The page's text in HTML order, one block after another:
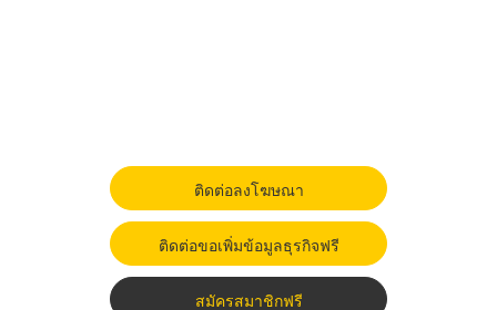
ติดต่อลงโฆษณา
ติดต่อขอเพิ่มข้อมูลธุรกิจฟรี
สมัครสมาชิกฟรี